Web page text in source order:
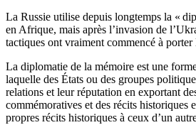
La Russie utilise depuis longtemps la «
en Afrique, mais après l’invasion de
tactiques ont vraiment commencé à porter
La diplomatie de la mémoire est une
laquelle des États ou des groupes
relations et leur réputation en exportant
commémoratives et des récits historiques
propres récits historiques à ceux d’un